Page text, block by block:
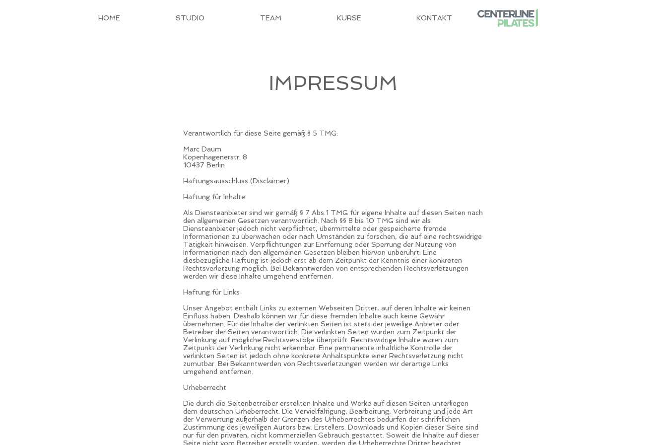
HOME STUDIO TEAM KURSE KONTAKT
IMPRESSUM
Verantwortlich für diese Seite gemäß § 5 TMG:
Marc Daum
Kopenhagenerstr. 8
10437 Berlin
Haftungsausschluss (Disclaimer)
Haftung für Inhalte
Als Diensteanbieter sind wir gemäß § 7 Abs.1 TMG für eigene Inhalte auf diesen Seiten nach
den allgemeinen Gesetzen verantwortlich. Nach §§ 8 bis 10 TMG sind wir als
Diensteanbieter jedoch nicht verpflichtet, übermittelte oder gespeicherte fremde
Informationen zu überwachen oder nach Umständen zu forschen, die auf eine rechtswidrige
Tätigkeit hinweisen. Verpflichtungen zur Entfernung oder Sperrung der Nutzung von
Informationen nach den allgemeinen Gesetzen bleiben hiervon unberührt. Eine
diesbezügliche Haftung ist jedoch erst ab dem Zeitpunkt der Kenntnis einer konkreten
Rechtsverletzung möglich. Bei Bekanntwerden von entsprechenden Rechtsverletzungen
werden wir diese Inhalte umgehend entfernen.
Haftung für Links
Unser Angebot enthält Links zu externen Webseiten Dritter, auf deren Inhalte wir keinen
Einfluss haben. Deshalb können wir für diese fremden Inhalte auch keine Gewähr
übernehmen. Für die Inhalte der verlinkten Seiten ist stets der jeweilige Anbieter oder
Betreiber der Seiten verantwortlich. Die verlinkten Seiten wurden zum Zeitpunkt der
Verlinkung auf mögliche Rechtsverstöße überprüft. Rechtswidrige Inhalte waren zum
Zeitpunkt der Verlinkung nicht erkennbar. Eine permanente inhaltliche Kontrolle der
verlinkten Seiten ist jedoch ohne konkrete Anhaltspunkte einer Rechtsverletzung nicht
zumutbar. Bei Bekanntwerden von Rechtsverletzungen werden wir derartige Links
umgehend entfernen.
Urheberrecht
Die durch die Seitenbetreiber erstellten Inhalte und Werke auf diesen Seiten unterliegen
dem deutschen Urheberrecht. Die Vervielfältigung, Bearbeitung, Verbreitung und jede Art
der Verwertung außerhalb der Grenzen des Urheberrechtes bedürfen der schriftlichen
Zustimmung des jeweiligen Autors bzw. Erstellers. Downloads und Kopien dieser Seite sind
nur für den privaten, nicht kommerziellen Gebrauch gestattet. Soweit die Inhalte auf dieser
Seite nicht vom Betreiber erstellt wurden, werden die Urheberrechte Dritter beachtet.